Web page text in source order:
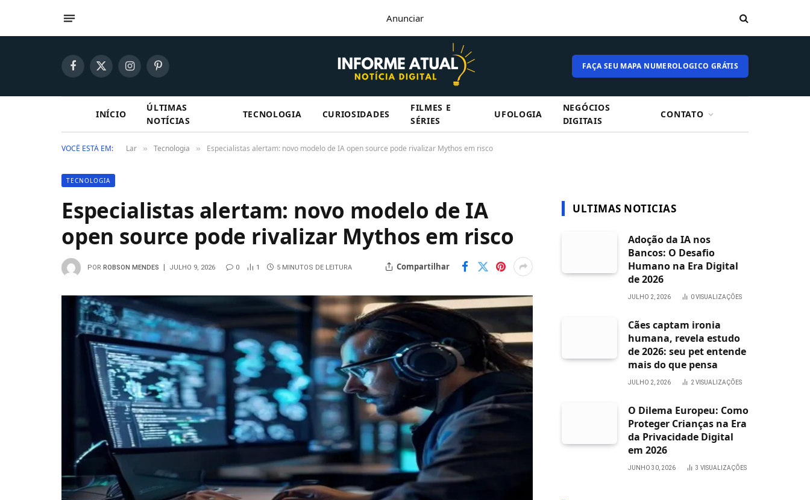
Anunciar
Facebook
X
InstagramPinterest FAÇA SEU MAPA NUMEROLOGICO GRÁTIS
INÍCIO
ÚLTIMAS
NOTÍCIAS
TECNOLOGIA CURIOSIDADES
FILMES E
SÉRIES
UFOLOGIA
NEGÓCIOS
DIGITAIS
CONTATO
VOCÊ ESTÁ EM: Lar » Tecnologia » Especialistas alertam: novo modelo de IA open source pode rivalizar Mythos em risco
TECNOLOGIA
Especialistas alertam: novo modelo de IA
open source pode rivalizar Mythos em risco
POR ROBSON MENDES JULHO 9, 2026 0 1 5 MINUTOS DE LEITURA Compartilhar
ULTIMAS NOTICIAS
Adoção da IA nos
Bancos: O Desafio
Humano na Era Digital
de 2026
JULHO 2, 2026 0VISUALIZAÇÕES
Cães captam ironia
humana, revela estudo
de 2026: seu pet entende
mais do que pensa
JULHO 2, 2026 2 VISUALIZAÇÕES
O Dilema Europeu: Como
Proteger Crianças na Era
da Privacidade Digital
em 2026
JUNHO 30, 2026 3 VISUALIZAÇÕES